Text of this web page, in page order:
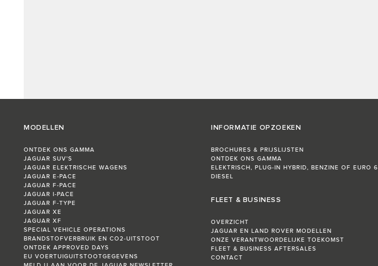
MODELLEN
ONTDEK ONS GAMMA
JAGUAR SUV'S
JAGUAR ELEKTRISCHE WAGENS
JAGUAR E‑PACE
JAGUAR F-PACE
JAGUAR I‑PACE
JAGUAR F-TYPE
JAGUAR XE
JAGUAR XF
SPECIAL VEHICLE OPERATIONS
BRANDSTOFVERBRUIK EN CO2-UITSTOOT
ONTDEK APPROVED DAYS
EU VOERTUIGUITSTOOTGEGEVENS
INFORMATIE OPZOEKEN
BROCHURES & PRIJSLIJSTEN
ONTDEK ONS GAMMA
ELEKTRISCH, PLUG-IN HYBRID, BENZINE OF EURO 6
DIESEL
FLEET & BUSINESS
OVERZICHT
JAGUAR EN LAND ROVER MODELLEN
ONZE VERANTWOORDELIJKE TOEKOMST
FLEET & BUSINESS AFTERSALES
CONTACT